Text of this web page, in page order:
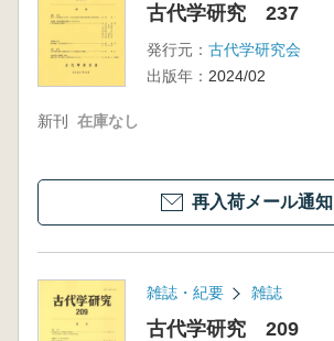
古代学研究 237
発行元： 古代学研究会
出版年： 2024/02
新刊 在庫なし
再入荷メール通知
雑誌・紀要 雑誌
古代学研究 209